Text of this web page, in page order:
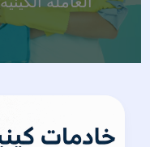
كينيات